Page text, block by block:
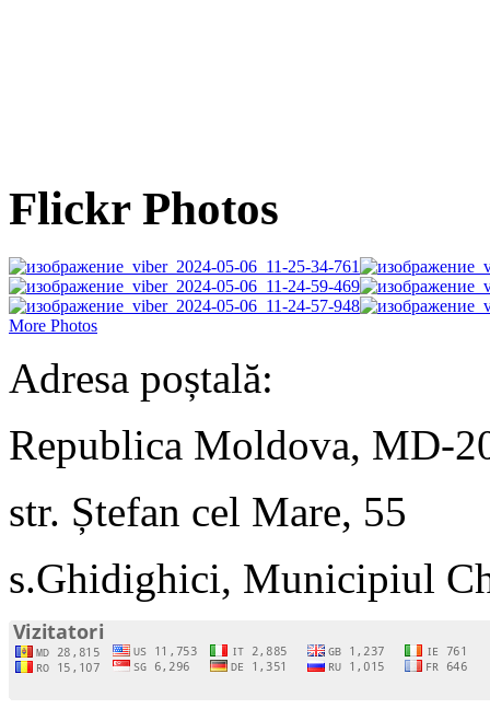
Flickr Photos
More Photos
Adresa poștală:
Republica Moldova, MD-
str. Ștefan cel Mare, 55
s.Ghidighici, Municipiul